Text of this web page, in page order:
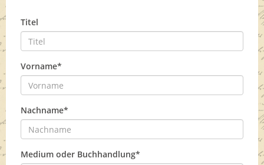
Titel
Vorname*
Nachname*
Medium oder Buchhandlung*